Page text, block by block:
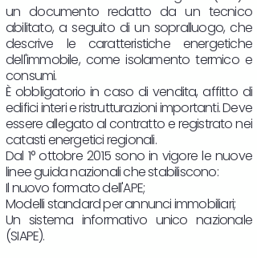
un documento redatto da un tecnico
abilitato, a seguito di un sopralluogo, che
descrive le caratteristiche energetiche
dell'immobile, come isolamento termico e
consumi.
È obbligatorio in caso di vendita, affitto di
edifici interi e ristrutturazioni importanti. Deve
essere allegato al contratto e registrato nei
catasti energetici regionali.
Dal 1° ottobre 2015 sono in vigore le nuove
linee guida nazionali che stabiliscono:
Il nuovo formato dell'APE;
Modelli standard per annunci immobiliari;
Un sistema informativo unico nazionale
(SIAPE).